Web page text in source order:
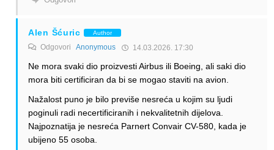
Alen Šćuric Author
Odgovori Anonymous 14.03.2026. 17:30
Ne mora svaki dio proizvesti Airbus ili Boeing, ali saki dio
mora biti certificiran da bi se mogao staviti na avion.
Nažalost puno je bilo previše nesreća u kojim su ljudi
poginuli radi necertificiranih i nekvalitetnih dijelova.
Najpoznatija je nesreća Parnert Convair CV-580, kada je
ubijeno 55 osoba.